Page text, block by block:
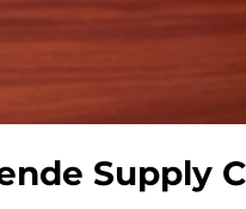
Supply